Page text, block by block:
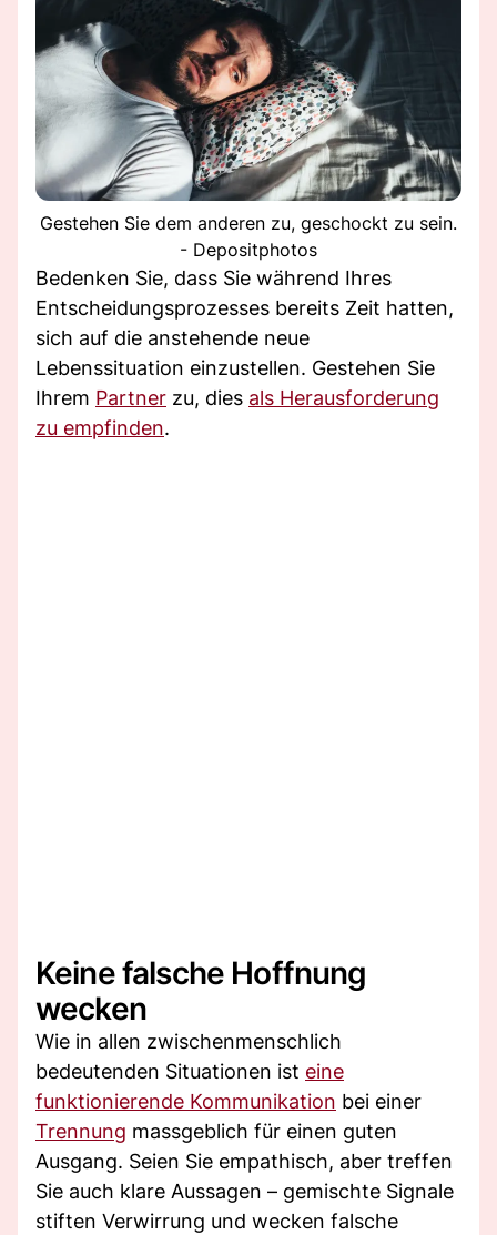
Gestehen Sie dem anderen zu, geschockt zu sein.
- Depositphotos
Bedenken Sie, dass Sie während Ihres
Entscheidungsprozesses bereits Zeit hatten,
sich auf die anstehende neue
Lebenssituation einzustellen. Gestehen Sie
Ihrem Partner zu, dies als Herausforderung
zu empfinden.
Keine falsche Hoffnung
wecken
Wie in allen zwischenmenschlich
bedeutenden Situationen ist eine
funktionierende Kommunikation bei einer
Trennung massgeblich für einen guten
Ausgang. Seien Sie empathisch, aber treffen
Sie auch klare Aussagen – gemischte Signale
stiften Verwirrung und wecken falsche